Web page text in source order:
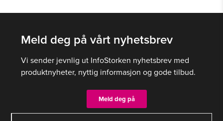
Meld deg på vårt nyhetsbrev
Vi sender jevnlig ut InfoStorken nyhetsbrev med
produktnyheter, nyttig informasjon og gode tilbud.
Meld deg på